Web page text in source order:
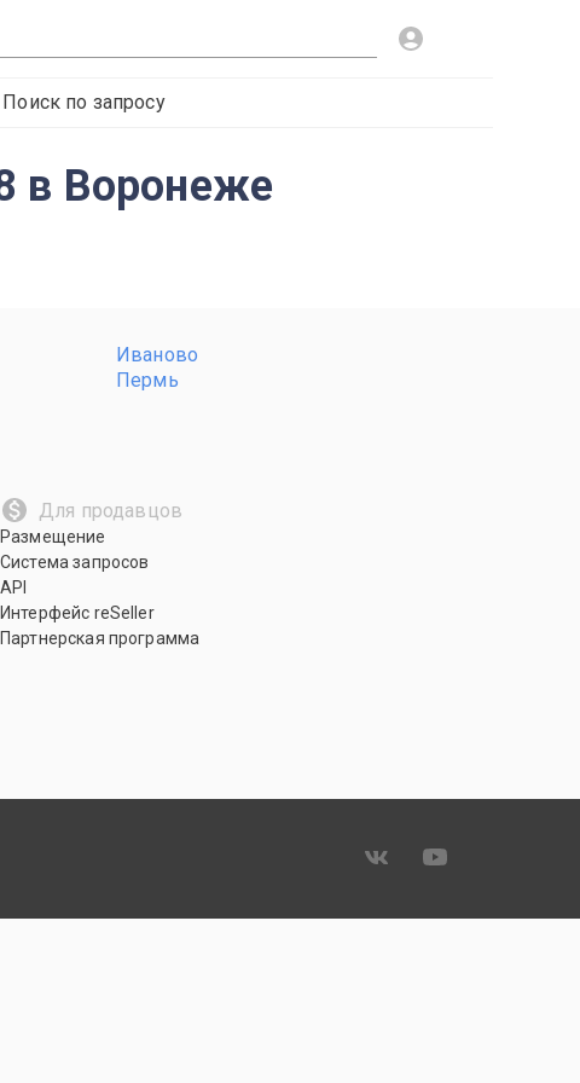
Поиск по запросу
в Воронеже
Иваново
Пермь
Для продавцов
Размещение
Система запросов
API
Интерфейс reSeller
Партнерская программа